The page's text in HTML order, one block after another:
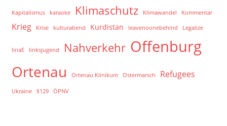
Kapitalismus karaoke Klimaschutz Klimawandel Kommentar
Krieg Krise kulturabend Kurdistan leavenoonebehind Legalize
linaE linksjugend Nahverkehr Offenburg
Ortenau Ortenau Klinikum Ostermarsch Refugees
Ukraine §129 ÖPNV